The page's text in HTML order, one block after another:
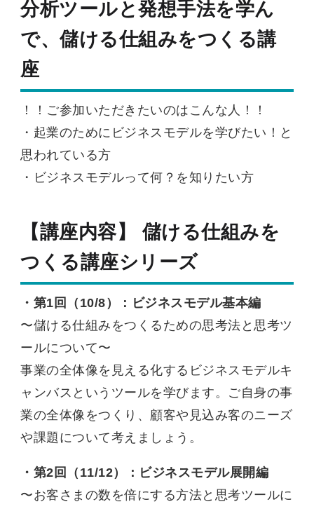
分析ツールと発想手法を学ん
で、儲ける仕組みをつくる講
座
！！ご参加いただきたいのはこんな人！！
・起業のためにビジネスモデルを学びたい！と
思われている方
・ビジネスモデルって何？を知りたい方
【講座内容】 儲ける仕組みを
つくる講座シリーズ
・第1回（10/8）：ビジネスモデル基本編
〜儲ける仕組みをつくるための思考法と思考ツ
ールについて〜
事業の全体像を見える化するビジネスモデルキ
ャンバスというツールを学びます。ご自身の事
業の全体像をつくり、顧客や見込み客のニーズ
や課題について考えましょう。
・第2回（11/12）：ビジネスモデル展開編
〜お客さまの数を倍にする方法と思考ツールに